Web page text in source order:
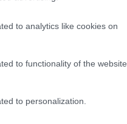
to analytics like cookies on
to functionality of the website
to personalization.